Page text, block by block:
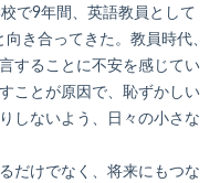
で9年間、英語教員として
き合ってきた。教員時代、
することに不安を感じてい
ことが原因で、恥ずかしい
しないよう、日々の小さな
だけでなく、将来にもつな